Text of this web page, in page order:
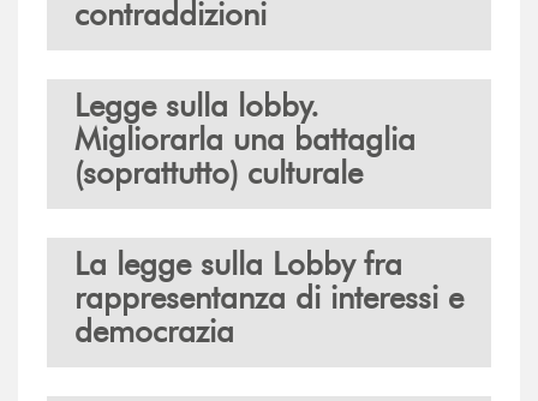
contraddizioni
Legge sulla lobby.
Migliorarla una battaglia
(soprattutto) culturale
La legge sulla Lobby fra
rappresentanza di interessi e
democrazia